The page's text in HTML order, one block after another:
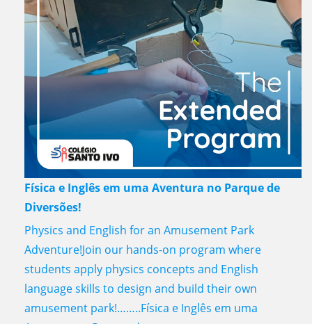
Física e Inglês em uma Aventura no Parque de
Diversões!
Physics and English for an Amusement Park
Adventure!Join our hands-on program where
students apply physics concepts and English
language skills to design and build their own
amusement park!……..Física e Inglês em uma